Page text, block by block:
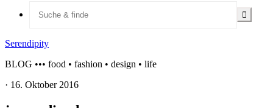
Serendipity
BLOG ••• food • fashion • design • life
· 16. Oktober 2016